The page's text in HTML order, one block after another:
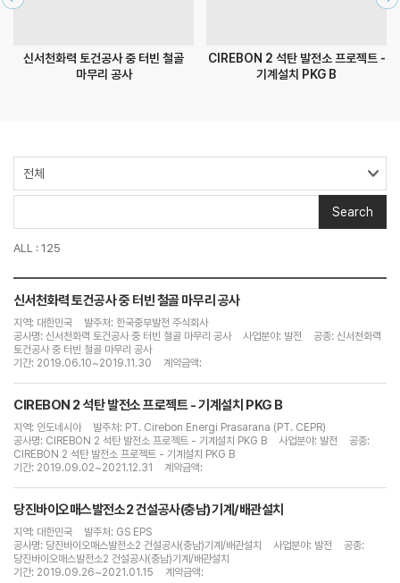
신서천화력 토건공사 중 터빈 철골
마무리 공사
CIREBON 2 석탄 발전소 프로젝트 -
기계설치 PKG B
ALL : 125
Search
신서천화력 토건공사 중 터빈 철골 마무리 공사
지역: 대한민국
발주처: 한국중부발전 주식회사
공사명: 신서천화력 토건공사 중 터빈 철골 마무리 공사
사업분야: 발전
공종: 신서천화력
토건공사 중 터빈 철골 마무리 공사
기간: 2019.06.10~2019.11.30
계약금액:
CIREBON 2 석탄 발전소 프로젝트 - 기계설치 PKG B
지역: 인도네시아
발주처: PT. Cirebon Energi Prasarana (PT. CEPR)
공사명: CIREBON 2 석탄 발전소 프로젝트 - 기계설치 PKG B
사업분야: 발전
공종:
CIREBON 2 석탄 발전소 프로젝트 - 기계설치 PKG B
기간: 2019.09.02~2021.12.31
계약금액:
당진바이오매스발전소2 건설공사(충남)기계/배관설치
지역: 대한민국
발주처: GS EPS
공사명: 당진바이오매스발전소2 건설공사(충남)기계/배관설치
사업분야: 발전
공종:
당진바이오매스발전소2 건설공사(충남)기계/배관설치
기간: 2019.09.26~2021.01.15
계약금액: